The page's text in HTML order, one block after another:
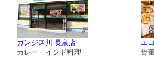
ガンジス川 長泉店
カレー・インド料理
エ
骨